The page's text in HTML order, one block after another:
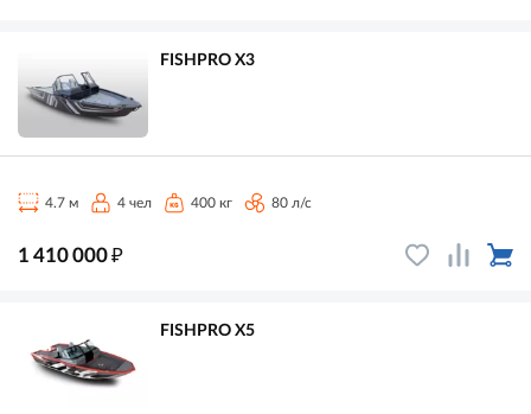
FISHPRO X3
4.7 м 4 чел 400 кг 80 л/с
1 410 000₽
FISHPRO X5